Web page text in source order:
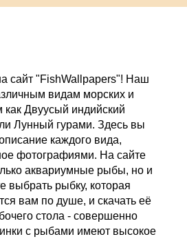
сайт "FishWallpapers"! Наш
видам морских и
как Двуусый индийский
Лунный гурами. Здесь вы
каждого вида,
фотографиями. На сайте
аквариумные рыбы, но и
выбрать рыбку, которая
вам по душе, и скачать её
стола - совершенно
с рыбами имеют высокое